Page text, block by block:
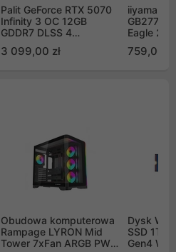
Palit GeForce RTX 5070
Infinity 3 OC 12GB
GDDR7 DLSS 4
GB2050S)
3 099,00 zł
iiyama G-
Eagle 27"
759,00 zł
Obudowa komputerowa
Rampage LYRON Mid
Tower 7xFan ARGB PWM
Dysk WD
SSD 1TB
Gen4